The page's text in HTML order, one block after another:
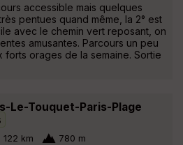
accessible mais quelques
pentues quand même, la 2° est
avec le chemin vert reposant, on
amusantes. Parcours un peu
orages de la semaine. Sortie
Le-Touquet-Paris-Plage
122 km 780 m